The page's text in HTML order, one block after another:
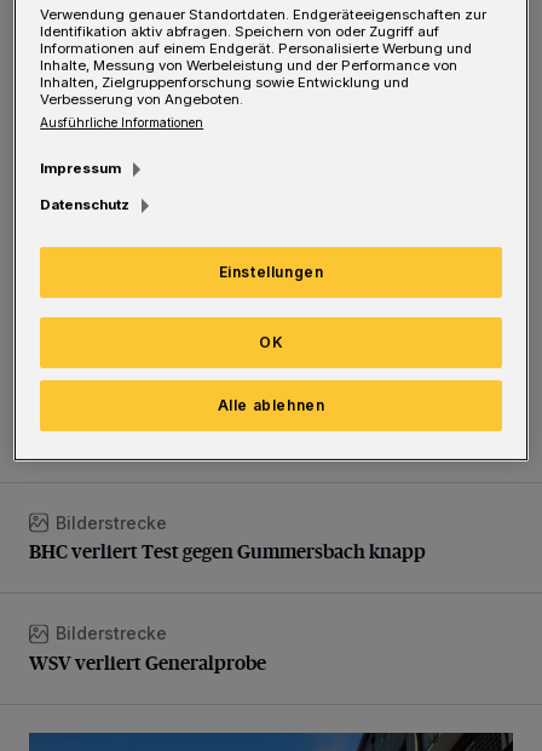
Weitere Bilderstrecken
Sommer in der Elberfelder City
Sommer in der Elberfelder City
BHC verliert Test gegen Gummersbach knapp
Bilderstrecke
BHC verliert Test gegen Gummersbach knapp
WSV verliert Generalprobe
Bilderstrecke
WSV verliert Generalprobe
Verwendung genauer Standortdaten. Endgeräteeigenschaften zur
Identifikation aktiv abfragen. Speichern von oder Zugriff auf
Informationen auf einem Endgerät. Personalisierte Werbung und
Inhalte, Messung von Werbeleistung und der Performance von
Inhalten, Zielgruppenforschung sowie Entwicklung und
Verbesserung von Angeboten.
Ausführliche Informationen
Impressum
Datenschutz
Einstellungen
Alle ablehnen
OK